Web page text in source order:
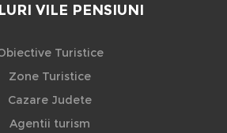
VILE PENSIUNI
Turistice
Zone Turistice
Cazare Judete
Agentii turism